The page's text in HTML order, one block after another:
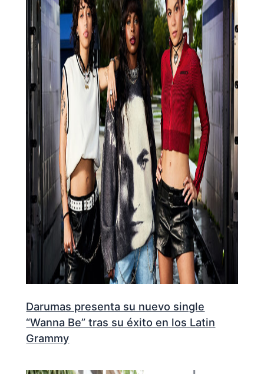
Darumas presenta su nuevo single
“Wanna Be” tras su éxito en los Latin
Grammy